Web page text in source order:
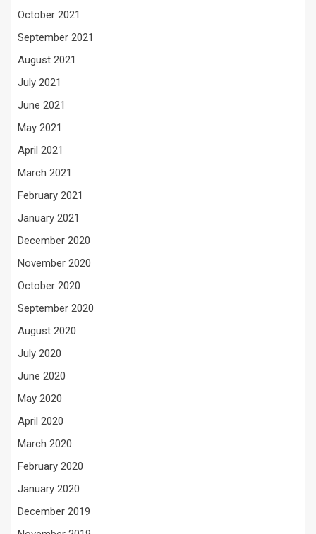
October 2021
September 2021
August 2021
July 2021
June 2021
May 2021
April 2021
March 2021
February 2021
January 2021
December 2020
November 2020
October 2020
September 2020
August 2020
July 2020
June 2020
May 2020
April 2020
March 2020
February 2020
January 2020
December 2019